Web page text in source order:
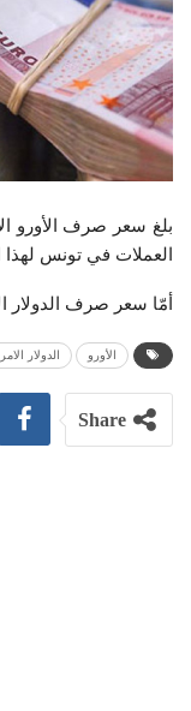
العملات في تونس لهذا اليوم
أمّا سعر صرف الدولار الأمريكي
الأورو الدولار
Share